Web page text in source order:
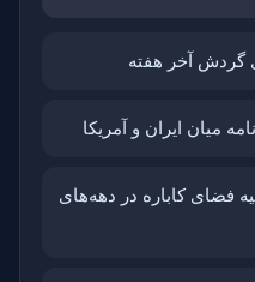
گردش آخر هفته
میان ایران و آمریکا
فضای کاباره در دهه‌های